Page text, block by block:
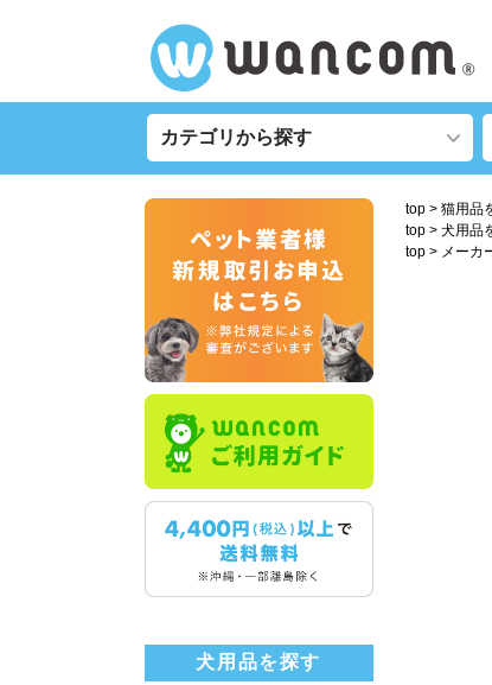
top 猫用品
top
犬用品
top
メーカ
犬用品を探す